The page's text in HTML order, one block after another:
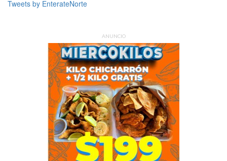
Tweets by EnterateNorte
ANUNCIO